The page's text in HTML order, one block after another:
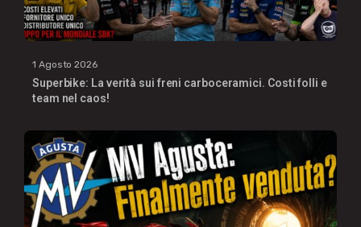
1 Agosto 2026
Superbike: La verità sui freni carboceramici. Costi folli e
team nel caos!